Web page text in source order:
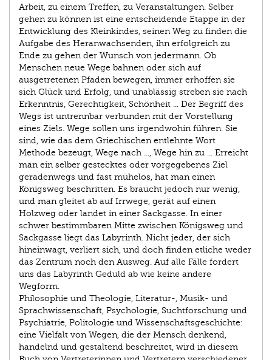
Arbeit, zu einem Treffen, zu Veranstaltungen. Selber
gehen zu können ist eine entscheidende Etappe in der
Entwicklung des Kleinkindes, seinen Weg zu finden die
Aufgabe des Heranwachsenden, ihn erfolgreich zu
Ende zu gehen der Wunsch von jedermann. Ob
Menschen neue Wege bahnen oder sich auf
ausgetretenen Pfaden bewegen, immer erhoffen sie
sich Glück und Erfolg, und unablässig streben sie nach
Erkenntnis, Gerechtigkeit, Schönheit ... Der Begriff des
Wegs ist untrennbar verbunden mit der Vorstellung
eines Ziels. Wege sollen uns irgendwohin führen. Sie
sind, wie das dem Griechischen entlehnte Wort
Methode bezeugt, Wege nach ..., Wege hin zu ... Erreicht
man ein selber gestecktes oder vorgegebenes Ziel
geradenwegs und fast mühelos, hat man einen
Königsweg beschritten. Es braucht jedoch nur wenig,
und man gleitet ab auf Irrwege, gerät auf einen
Holzweg oder landet in einer Sackgasse. In einer
schwer bestimmbaren Mitte zwischen Königsweg und
Sackgasse liegt das Labyrinth. Nicht jeder, der sich
hineinwagt, verliert sich, und doch finden etliche weder
das Zentrum noch den Ausweg. Auf alle Fälle fordert
uns das Labyrinth Geduld ab wie keine andere
Wegform.
Philosophie und Theologie, Literatur-, Musik- und
Sprachwissenschaft, Psychologie, Suchtforschung und
Psychiatrie, Politologie und Wissenschaftsgeschichte:
eine Vielfalt von Wegen, die der Mensch denkend,
handelnd und gestaltend beschreitet, wird in diesem